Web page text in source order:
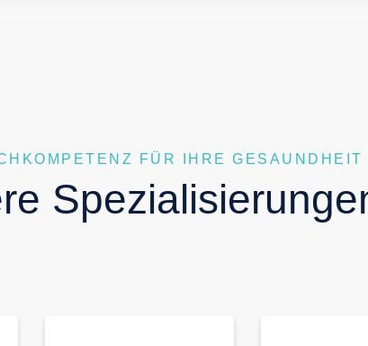
FÜR IHRE GESAUNDHEIT